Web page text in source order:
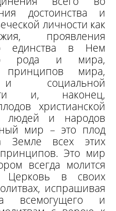
достоинства и
личности как
проявления
единства в Нем
рода и мира,
принципов мира,
социальной
и, наконец,
христианской
людей и народов
мир – это плод
Земле всех этих
принципов. Это мир
всегда молится
Церковь в своих
испрашивая
всемогущего и